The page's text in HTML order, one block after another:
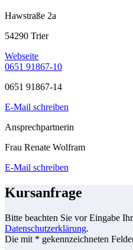
Hawstraße 2a
54290 Trier
Webseite
0651 91867-10
0651 91867-14
E-Mail schreiben
Ansprechpartnerin
Frau Renate Wolfram
E-Mail schreiben
Kursanfrage
Bitte beachten Sie vor Eingabe
Datenschutzerklärung.
Die mit * gekennzeichneten